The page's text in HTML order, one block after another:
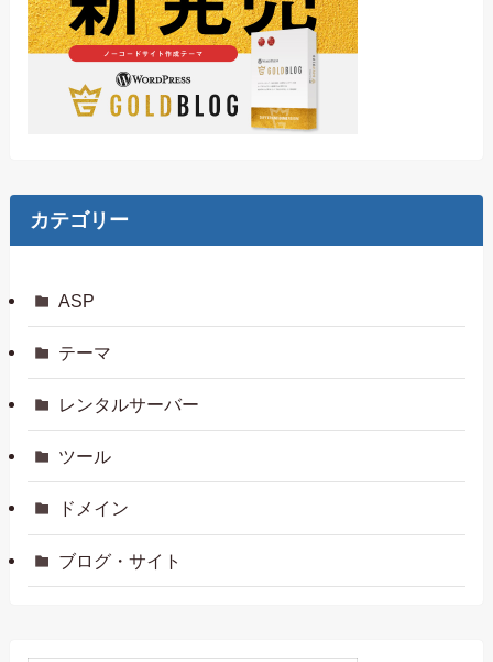
カテゴリー
ASP
テーマ
レンタルサーバー
ツール
ドメイン
ブログ・サイト